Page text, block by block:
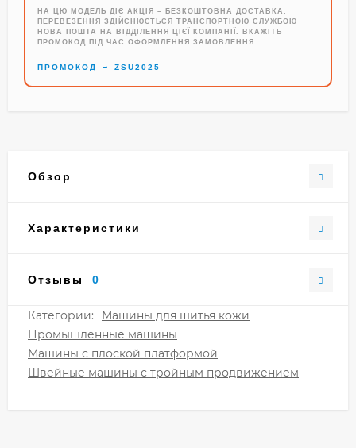
НА ЦЮ МОДЕЛЬ ДІЄ АКЦІЯ – БЕЗКОШТОВНА ДОСТАВКА.
ПЕРЕВЕЗЕННЯ ЗДІЙСНЮЄТЬСЯ ТРАНСПОРТНОЮ СЛУЖБОЮ
НОВА ПОШТА НА ВІДДІЛЕННЯ ЦІЄЇ КОМПАНІЇ. ВКАЖІТЬ
ПРОМОКОД ПІД ЧАС ОФОРМЛЕННЯ ЗАМОВЛЕННЯ.
ПРОМОКОД → ZSU2025
Обзор
Характеристики
Отзывы 0
Категории:
Машины для шитья кожи
Промышленные машины
Машины с плоской платформой
Швейные машины с тройным продвижением